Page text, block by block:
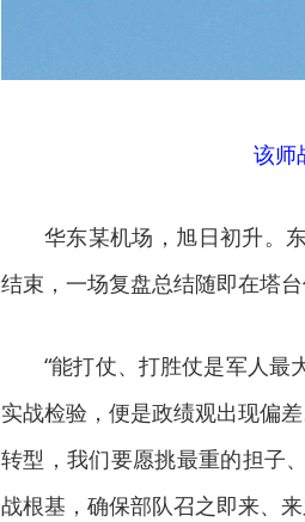
该师
华东某机场，旭日初升。
结束，一场复盘总结随即在塔台
“能打仗、打胜仗是军人最
实战检验，便是政绩观出现偏
转型，我们要愿挑最重的担子
战根基，确保部队召之即来、